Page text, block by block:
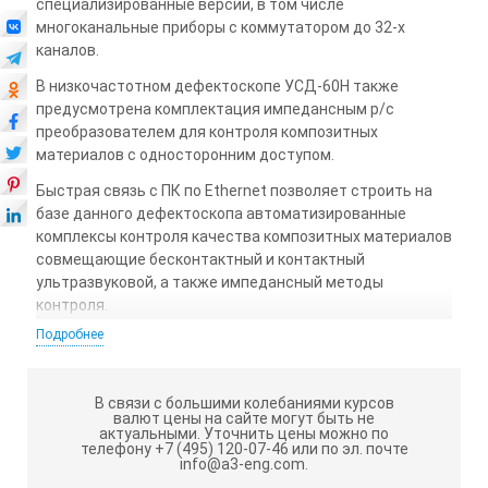
специализированные версии, в том числе
многоканальные приборы с коммутатором до 32-х
каналов.
В низкочастотном дефектоскопе УСД-60Н также
предусмотрена комплектация импедансным р/с
преобразователем для контроля композитных
материалов с односторонним доступом.
Быстрая связь с ПК по Ethernet позволяет строить на
базе данного дефектоскопа автоматизированные
комплексы контроля качества композитных материалов
совмещающие бесконтактный и контактный
ультразвуковой, а также импедансный методы
контроля.
(Свидетельство об утверждении типа средства
измерения RU.C.27.003.A №39599), зарегистрирован в
Государственном реестре средств измерений под
№34808-10 и допущен к применению в Российской
Подробнее
В связи с большими колебаниями курсов
валют цены на сайте могут быть не
актуальными. Уточнить цены можно по
телефону +7 (495) 120-07-46 или по эл. почте
info@a3-eng.com.